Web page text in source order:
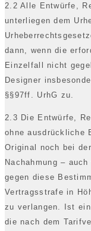
2.2 Alle Entwürfe,
unterliegen dem
dann, wenn die
Einzelfall nicht
Designer
§§97ff. UrhG zu.
2.3 Die Entwürfe,
ohne ausdrückliche
Original noch bei
Nachahmung –
gegen diese
Vertragsstrafe in
zu verlangen. Ist
die nach dem